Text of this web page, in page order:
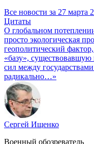
Все новости за 27 марта
Цитаты
О глобальном
просто экологическая
геополитический
«базу»,
сил между
радикально…»
Сергей Ищенко
Военный обозреватель